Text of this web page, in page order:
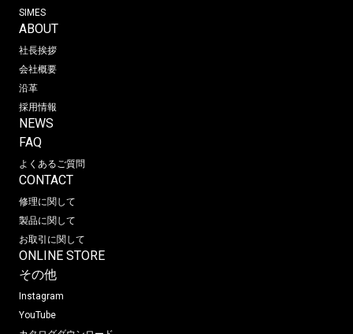
SIMES
ABOUT
社長挨拶
会社概要
沿革
採用情報
NEWS
FAQ
よくあるご質問
CONTACT
修理に関して
製品に関して
お取引に関して
ONLINE STORE
その他
Instagram
YouTube